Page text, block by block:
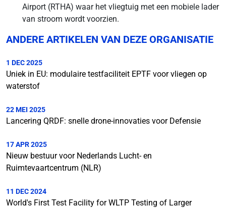
Airport (RTHA) waar het vliegtuig met een mobiele lader
van stroom wordt voorzien.
ANDERE ARTIKELEN VAN DEZE ORGANISATIE
1 DEC 2025
Uniek in EU: modulaire testfaciliteit EPTF voor vliegen op
waterstof
22 MEI 2025
Lancering QRDF: snelle drone-innovaties voor Defensie
17 APR 2025
Nieuw bestuur voor Nederlands Lucht- en
Ruimtevaartcentrum (NLR)
11 DEC 2024
World's First Test Facility for WLTP Testing of Larger